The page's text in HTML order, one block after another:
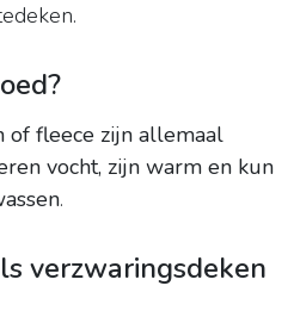
of fleece zijn allemaal
vocht, zijn warm en kun
.
verzwaringsdeken